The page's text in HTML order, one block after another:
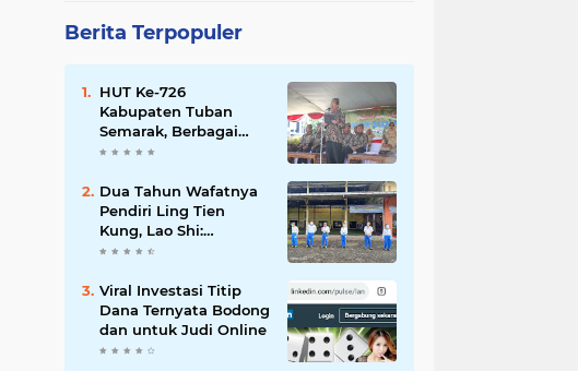
Berita Terpopuler
HUT Ke-726
Kabupaten Tuban
Semarak, Berbagai
Prestasinya Pun
Dua Tahun Wafatnya
Pendiri Ling Tien
Kung, Lao Shi:
Amanah Harus Kita
Viral Investasi Titip
Dana Ternyata Bodong
dan untuk Judi Online